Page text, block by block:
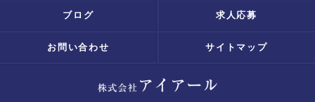
ブログ 求人応募
お問い合わせ サイトマップ